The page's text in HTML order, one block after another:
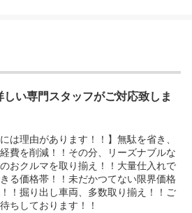
しい専門スタッフがご対応致しま
には理由があります！！】無駄を省き、
費を削減！！その分、リーズナブルな
おクルマを取り揃え！！大量仕入れで
る価格帯！！未だかつてない限界価格
！掘り出し車両、多数取り揃え！！ご
ちしております！！